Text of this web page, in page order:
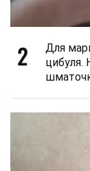
2
Для
цибуля.